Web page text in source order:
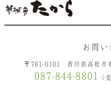
お問い
〒761-0101 香川県高松市
087-844-8801 （